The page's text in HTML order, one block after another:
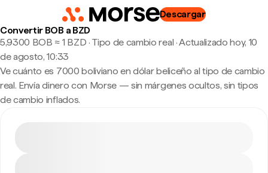
Descargar
Convertir BOB a BZD
5,9300 BOB ≈ 1 BZD · Tipo de cambio real ·Actualizado hoy, 10
de agosto, 10:33
Ve cuánto es 7000 boliviano en dólar beliceño al tipo de cambio
real. Envía dinero con Morse — sin márgenes ocultos, sin tipos
de cambio inflados.